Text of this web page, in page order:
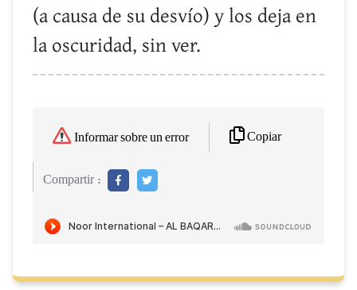
(a causa de su desvío) y los deja en
la oscuridad, sin ver.
Informar sobre un error Copiar
Compartir :